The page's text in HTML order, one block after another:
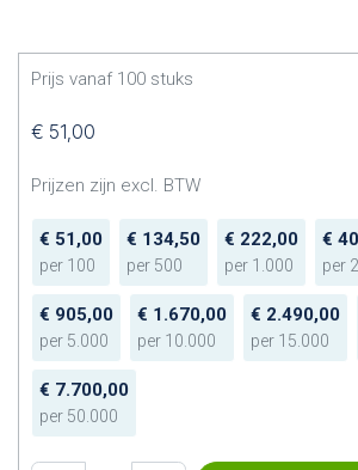
Prijs vanaf 100 stuks
€ 51,00
Prijzen zijn excl. BTW
€ 51,00
per 100
€ 134,50
per 500
€ 222,00
per 1.000
€
per
€ 905,00
per 5.000
€ 1.670,00
per 10.000
€ 2.490,00
per 15.000
€ 7.700,00
per 50.000